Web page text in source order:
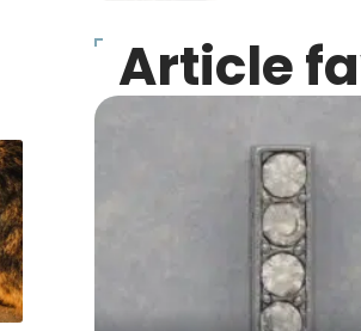
Article